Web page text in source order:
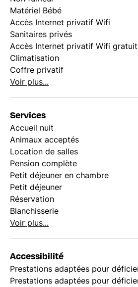
Matériel Bébé
Accès Internet privatif Wifi
Sanitaires privés
Accès Internet privatif Wifi gratuit
Climatisation
Coffre privatif
Voir plus...
Services
Accueil nuit
Animaux acceptés
Location de salles
Pension complète
Petit déjeuner en chambre
Petit déjeuner
Réservation
Blanchisserie
Voir plus...
Accessibilité
Prestations adaptées pour
Prestations adaptées pour